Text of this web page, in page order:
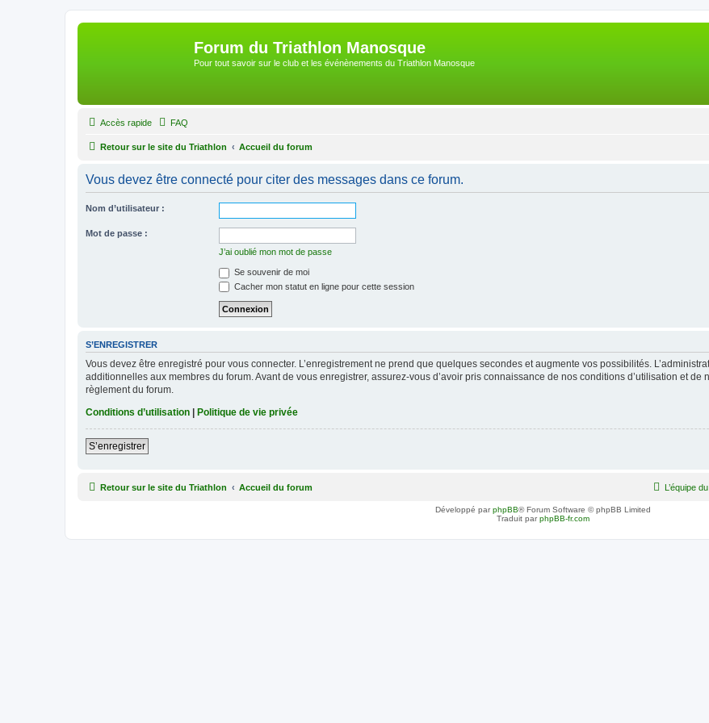
Forum du Triathlon Manosque
Pour tout savoir sur le club et les événènements du Triathlon Manosque
Accès rapide FAQ
Retour sur le site du Triathlon Accueil du forum
Vous devez être connecté pour citer des messages dans ce forum.
Nom d’utilisateur :
Mot de passe :
J’ai oublié mon mot de passe
Se souvenir de moi
Cacher mon statut en ligne pour cette session
S’ENREGISTRER
Vous devez être enregistré pour vous connecter. L’enregistrement ne prend que quelques secondes et augmente vos possibilités.
additionnelles aux membres du forum. Avant de vous enregistrer, assurez-vous d’avoir pris connaissance de nos conditions d’utilisation et
règlement du forum.
Conditions d’utilisation | Politique de vie privée
S’enregistrer
Retour sur le site du Triathlon Accueil du forum L’équipe
Développé parphpBB® Forum Software © phpBB Limited
Traduit parphpBB-fr.com